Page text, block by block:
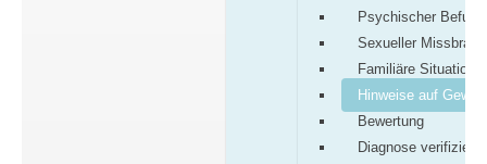
Psychischer Befund
Sexueller
Familiäre Situation
Hinweise auf Gewalt
Bewertung
Diagnose